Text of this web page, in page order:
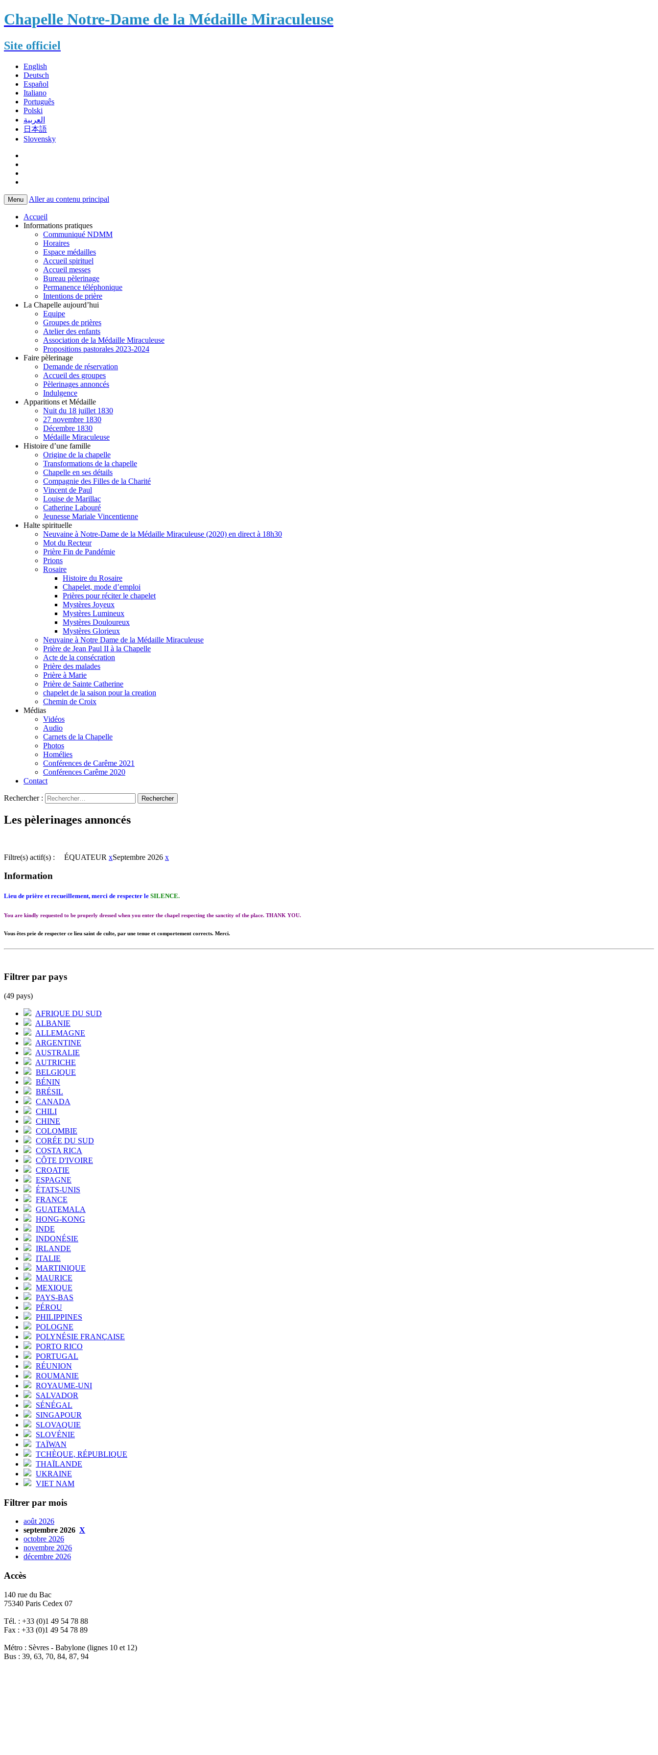
Chapelle Notre-Dame de la Médaille Miraculeuse
Site officiel
English
Deutsch
Español
Italiano
Português
Polski
العربية
日本語
Slovensky
Menu Aller au contenu principal
Accueil
Informations pratiques
Communiqué NDMM
Horaires
Espace médailles
Accueil spirituel
Accueil messes
Bureau pèlerinage
Permanence téléphonique
Intentions de prière
La Chapelle aujourd’hui
Equipe
Groupes de prières
Atelier des enfants
Association de la Médaille Miraculeuse
Propositions pastorales 2023-2024
Faire pèlerinage
Demande de réservation
Accueil des groupes
Pèlerinages annoncés
Indulgence
Apparitions et Médaille
Nuit du 18 juillet 1830
27 novembre 1830
Décembre 1830
Médaille Miraculeuse
Histoire d’une famille
Origine de la chapelle
Transformations de la chapelle
Chapelle en ses détails
Compagnie des Filles de la Charité
Vincent de Paul
Louise de Marillac
Catherine Labouré
Jeunesse Mariale Vincentienne
Halte spirituelle
Neuvaine à Notre-Dame de la Médaille Miraculeuse (2020) en direct à 18h30
Mot du Recteur
Prière Fin de Pandémie
Prions
Rosaire
Histoire du Rosaire
Chapelet, mode d’emploi
Prières pour réciter le chapelet
Mystères Joyeux
Mystères Lumineux
Mystères Douloureux
Mystères Glorieux
Neuvaine à Notre Dame de la Médaille Miraculeuse
Prière de Jean Paul II à la Chapelle
Acte de la consécration
Prière des malades
Prière à Marie
Prière de Sainte Catherine
chapelet de la saison pour la creation
Chemin de Croix
Médias
Vidéos
Audio
Carnets de la Chapelle
Photos
Homélies
Conférences de Carême 2021
Conférences Carême 2020
Contact
Rechercher :
Les pèlerinages annoncés
Filtre(s) actif(s) : ÉQUATEUR xSeptembre 2026 x
Information
Lieu de prière et recueillement, merci de respecter le SILENCE.
You are kindly requested to be properly dressed when you enter the chapel respecting the sanctity of the place. THANK YOU.
Vous êtes prie de respecter ce lieu saint de culte, par une tenue et comportement corrects. Merci.
Filtrer par pays
(49 pays)
AFRIQUE DU SUD
ALBANIE
ALLEMAGNE
ARGENTINE
AUSTRALIE
AUTRICHE
BELGIQUE
BÉNIN
BRÉSIL
CANADA
CHILI
CHINE
COLOMBIE
CORÉE DU SUD
COSTA RICA
CÔTE D'IVOIRE
CROATIE
ESPAGNE
ÉTATS-UNIS
FRANCE
GUATEMALA
HONG-KONG
INDE
INDONÉSIE
IRLANDE
ITALIE
MARTINIQUE
MAURICE
MEXIQUE
PAYS-BAS
PÉROU
PHILIPPINES
POLOGNE
POLYNÉSIE FRANÇAISE
PORTO RICO
PORTUGAL
RÉUNION
ROUMANIE
ROYAUME-UNI
SALVADOR
SÉNÉGAL
SINGAPOUR
SLOVAQUIE
SLOVÉNIE
TAÏWAN
TCHÈQUE, RÉPUBLIQUE
THAÏLANDE
UKRAINE
VIET NAM
Filtrer par mois
août 2026
septembre 2026 X
octobre 2026
novembre 2026
décembre 2026
Accès
140 rue du Bac
75340 Paris Cedex 07
Tél. : +33 (0)1 49 54 78 88
Fax : +33 (0)1 49 54 78 89
Métro : Sèvres - Babylone (lignes 10 et 12)
Bus : 39, 63, 70, 84, 87, 94